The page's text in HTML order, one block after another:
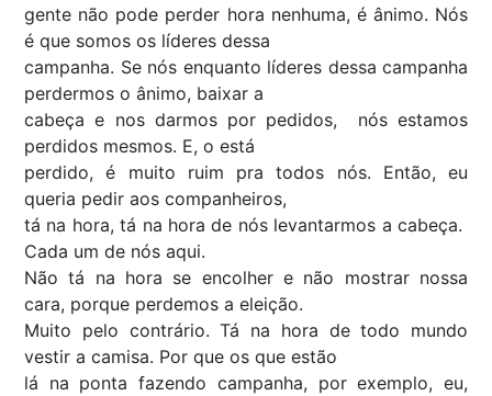
gente não pode perder hora nenhuma, é ânimo. Nós
é que somos os líderes dessa
campanha. Se nós enquanto líderes dessa campanha
perdermos o ânimo, baixar a
cabeça e nos darmos por pedidos, nós estamos
perdidos mesmos. E, o está
perdido, é muito ruim pra todos nós. Então, eu
queria pedir aos companheiros,
tá na hora, tá na hora de nós levantarmos a cabeça.
Cada um de nós aqui.
Não tá na hora se encolher e não mostrar nossa
cara, porque perdemos a eleição.
Muito pelo contrário. Tá na hora de todo mundo
vestir a camisa. Por que os que estão
lá na ponta fazendo campanha, por exemplo, eu,